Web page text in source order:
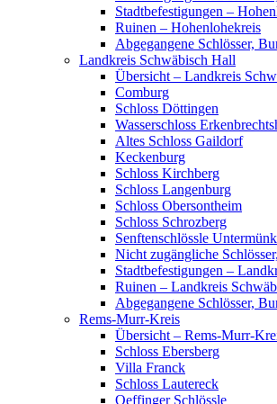
Stadtbefestigungen –
Ruinen – Hohenlohekreis
Abgegangene Schlösser,
Landkreis Schwäbisch Hall
Übersicht – Landkreis
Comburg
Schloss Döttingen
Wasserschloss
Altes Schloss Gaildorf
Keckenburg
Schloss Kirchberg
Schloss Langenburg
Schloss Obersontheim
Schloss Schrozberg
Senftenschlössle
Nicht zugängliche
Stadtbefestigungen –
Ruinen – Landkreis
Abgegangene Schlösser,
Rems-Murr-Kreis
Übersicht – Rems-Murr-
Schloss Ebersberg
Villa Franck
Schloss Lautereck
Oeffinger Schlössle